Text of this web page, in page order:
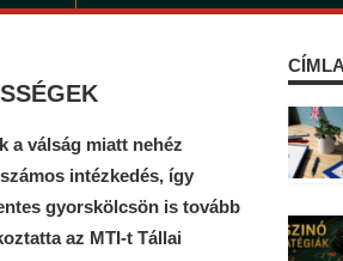
a válság miatt nehéz
intézkedés, így
gyorskölcsön is tovább
az MTI-t Tállai